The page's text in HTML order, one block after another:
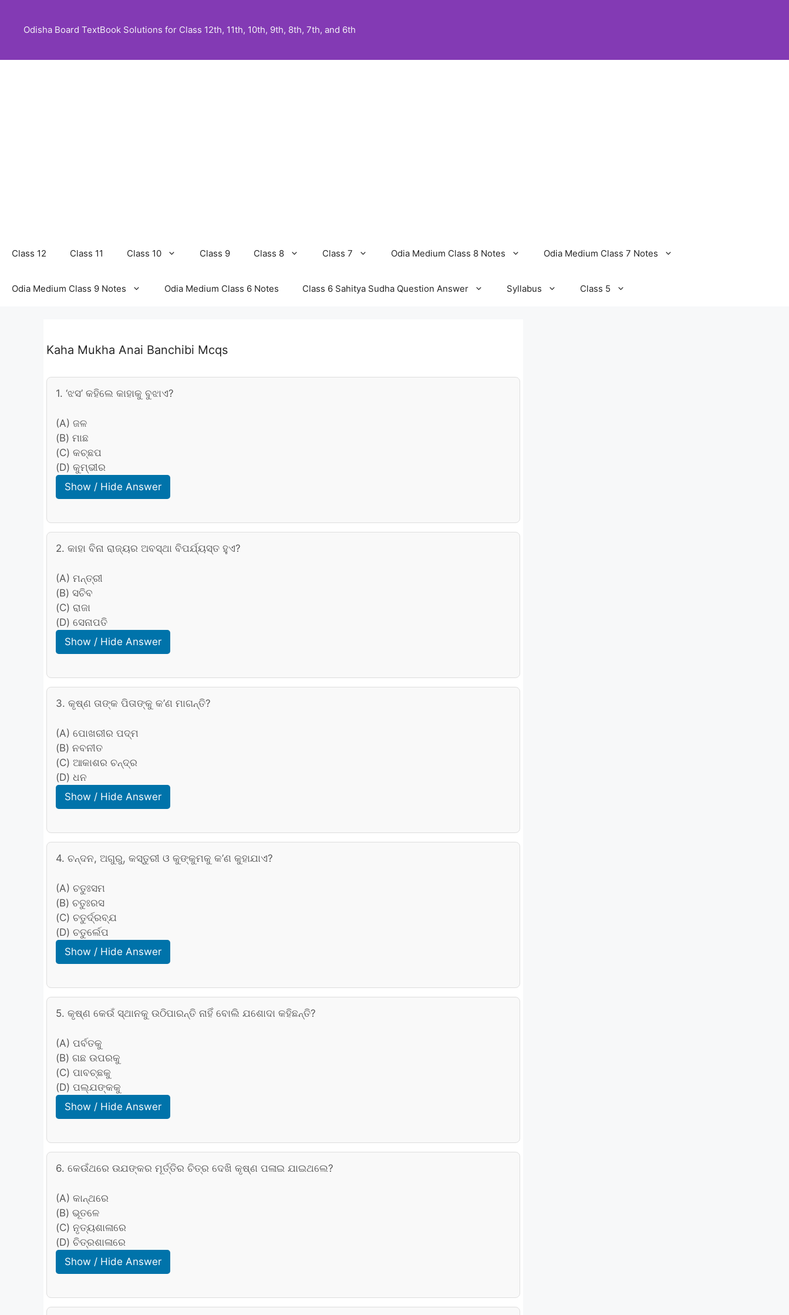
content
Odisha Board TextBook Solutions for Class 12th, 11th, 10th, 9th, 8th, 7th, and 6th
Class 12 Class 11 Class 10 Class 9 Class 8 Class 7 Odia Medium Class 8 Notes Odia Medium Class 7 Notes
Odia Medium Class 9 Notes Odia Medium Class 6 Notes Class 6 Sahitya Sudha Question Answer Syllabus Class 5
Kaha Mukha Anai Banchibi Mcqs
1. ‘ଝସ’ କହିଲେ କାହାକୁ ବୁଝାଏ?
(A) ଜଳ
(B) ମାଛ
(C) କଚ୍ଛପ
(D) କୁମ୍ଭୀର
Show / Hide Answer
2. କାହା ବିନା ରାଜ୍ୟର ଅବସ୍ଥା ବିପର୍ଯ୍ୟସ୍ତ ହୁଏ?
(A) ମନ୍ତ୍ରୀ
(B) ସଚିବ
(C) ରାଜା
(D) ସେନାପତି
Show / Hide Answer
3. କୃଷ୍ଣ ତାଙ୍କ ପିତାଙ୍କୁ କ’ଣ ମାଗନ୍ତି?
(A) ପୋଖରୀର ପଦ୍ମ
(B) ନବନୀତ
(C) ଆକାଶର ଚନ୍ଦ୍ର
(D) ଧନ
Show / Hide Answer
4. ଚନ୍ଦନ, ଅଗୁରୁ, କସ୍ତୁରୀ ଓ କୁଙ୍କୁମକୁ କ’ଣ କୁହାଯାଏ?
(A) ଚତୁଃସମ
(B) ଚତୁଃରସ
(C) ଚତୁର୍ଦ୍ରବ୍ଯ
(D) ଚତୁର୍ଲେପ
Show / Hide Answer
5. କୃଷ୍ଣ କେଉଁ ସ୍ଥାନକୁ ଉଠିପାରନ୍ତି ନାହିଁ ବୋଲି ଯଶୋଦା କହିଛନ୍ତି?
(A) ପର୍ବତକୁ
(B) ଗଛ ଉପରକୁ
(C) ପାବଚ୍ଛକୁ
(D) ପଲ୍ଯଙ୍କକୁ
Show / Hide Answer
6. କେଉଁଥରେ ଉଯଙ୍କର ମୂର୍ତ୍ତିର ଚିତ୍ର ଦେଖି କୃଷ୍ଣ ପଳାଇ ଯାଇଥଲେ?
(A) କାନ୍ଥରେ
(B) ଭୂତଳେ
(C) ନୃତ୍ୟଶାଳାରେ
(D) ଚିତ୍ରଶାଳାରେ
Show / Hide Answer